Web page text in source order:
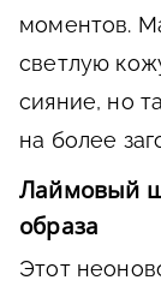
моментов.
светлую
сияние, но
на более
Лаймовый
образа
Этот